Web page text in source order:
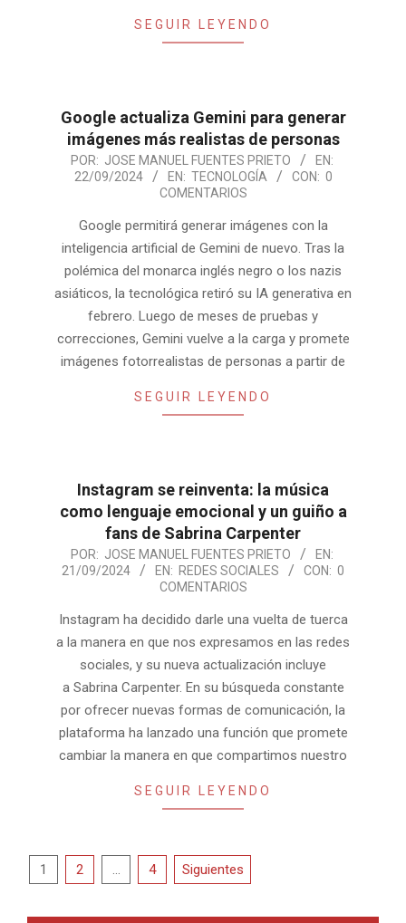
SEGUIR LEYENDO
Google actualiza Gemini para generar
imágenes más realistas de personas
2024-POR: JOSE MANUEL FUENTES PRIETO
EN:
22/09/2024
EN: TECNOLOGÍA CON: 0
COMENTARIOS
Google permitirá generar imágenes con la
inteligencia artificial de Gemini de nuevo. Tras la
polémica del monarca inglés negro o los nazis
asiáticos, la tecnológica retiró su IA generativa en
febrero. Luego de meses de pruebas y
correcciones, Gemini vuelve a la carga y promete
imágenes fotorrealistas de personas a partir de
SEGUIR LEYENDO
Instagram se reinventa: la música
como lenguaje emocional y un guiño a
fans de Sabrina Carpenter
2024-
09-
POR: JOSE MANUEL FUENTES PRIETO
EN:
21/09/2024
EN: REDES SOCIALES CON: 0
COMENTARIOS
Instagram ha decidido darle una vuelta de tuerca
a la manera en que nos expresamos en las redes
sociales, y su nueva actualización incluye
a Sabrina Carpenter. En su búsqueda constante
por ofrecer nuevas formas de comunicación, la
plataforma ha lanzado una función que promete
cambiar la manera en que compartimos nuestro
SEGUIR LEYENDO
Paginación
1 2 … 4 Siguientes